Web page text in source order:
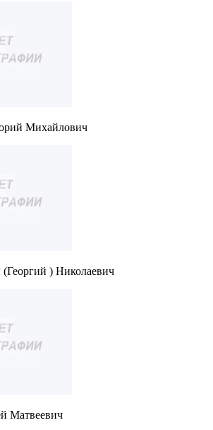
Михайлович
) Николаевич
Матвеевич